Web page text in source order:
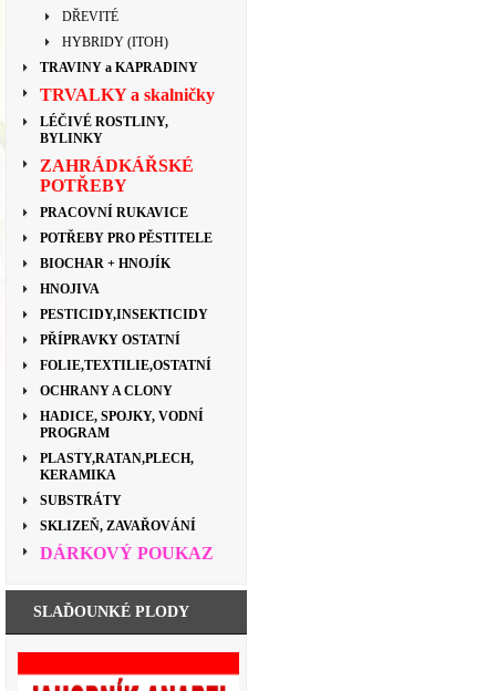
DŘEVITÉ
HYBRIDY (ITOH)
TRAVINY a KAPRADINY
TRVALKY a skalničky
LÉČIVÉ ROSTLINY,
BYLINKY
ZAHRÁDKÁŘSKÉ
POTŘEBY
PRACOVNÍ RUKAVICE
POTŘEBY PRO PĚSTITELE
BIOCHAR + HNOJÍK
HNOJIVA
PESTICIDY,INSEKTICIDY
PŘÍPRAVKY OSTATNÍ
FOLIE,TEXTILIE,OSTATNÍ
OCHRANY A CLONY
HADICE, SPOJKY, VODNÍ
PROGRAM
PLASTY,RATAN,PLECH,
KERAMIKA
SUBSTRÁTY
SKLIZEŇ, ZAVAŘOVÁNÍ
DÁRKOVÝ POUKAZ
SLAĎOUNKÉ PLODY